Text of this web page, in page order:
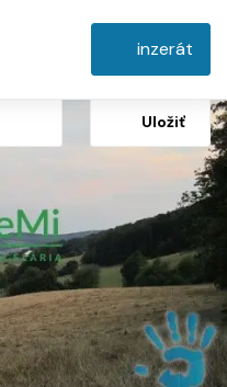
inzerát
Uložiť